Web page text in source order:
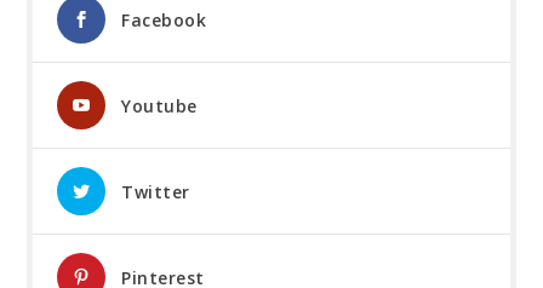
Facebook
Youtube
Twitter
Pinterest